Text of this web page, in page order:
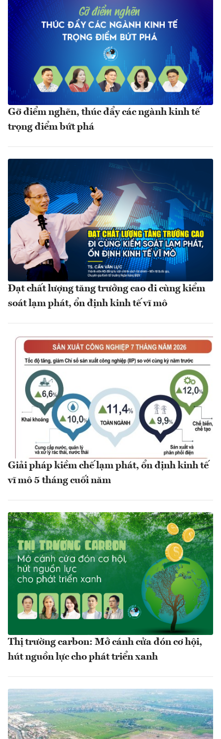
Gỡ điểm nghẽn, thúc đẩy các ngành kinh tế
trọng điểm bứt phá
Đạt chất lượng tăng trưởng cao đi cùng kiểm
soát lạm phát, ổn định kinh tế vĩ mô
Giải pháp kiềm chế lạm phát, ổn định kinh tế
vĩ mô 5 tháng cuối năm
Thị trường carbon: Mở cánh cửa đón cơ hội,
hút nguồn lực cho phát triển xanh